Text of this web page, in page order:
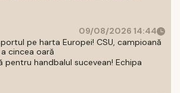
09/08/2026 14:44
pe harta Europei! CSU, campioană
cincea oară
pentru handbalul sucevean! Echipa